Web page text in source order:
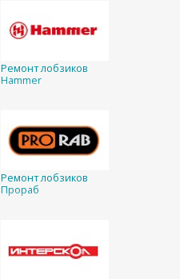
Ремонт лобзиков
Hammer
Ремонт лобзиков
Прораб